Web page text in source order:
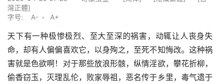
灣正體]
字号:
A- • A+
天下有一种极惨极烈、至大至深的祸害，动辄让人丧身失
命，却有人偏偏喜欢它，以身殉之，至死不知悔改。这种祸
害就是色欲啊！对于那些放浪形骸，纵情淫欲，攀花折柳，
偷香窃玉，灭理乱伦，败家辱祖，恶名传于乡里，毒气遗于